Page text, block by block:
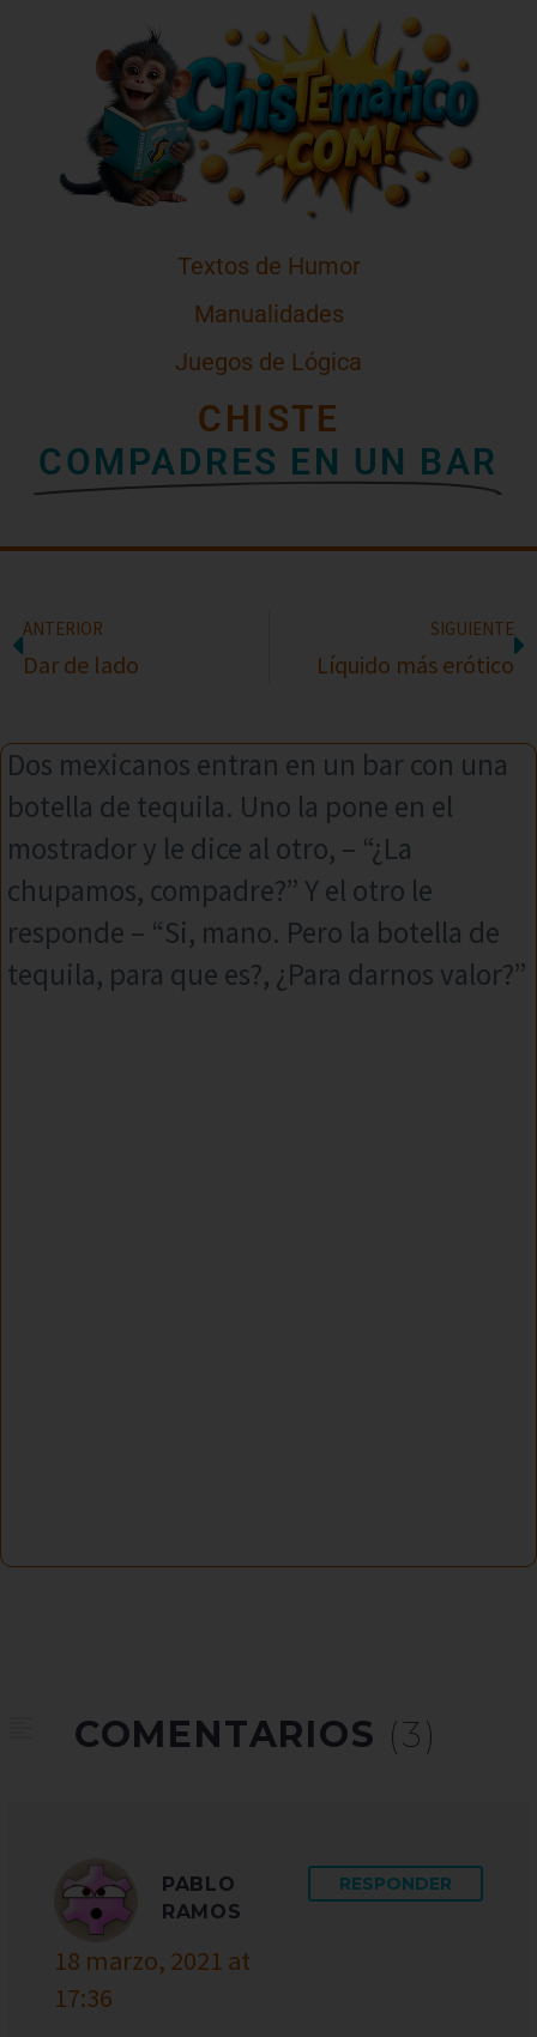
Textos de Humor
Manualidades
Juegos de Lógica
CHISTE
COMPADRES EN UN BAR
ANTERIOR
Dar de lado
SIGUIENTE
Líquido más erótico
Dos mexicanos entran en un bar con una
botella de tequila. Uno la pone en el
mostrador y le dice al otro, – “¿La
chupamos, compadre?” Y el otro le
responde – “Si, mano. Pero la botella de
tequila, para que es?, ¿Para darnos valor?”
COMENTARIOS (3)
PABLO
RAMOS
18 marzo, 2021 at
17:36
RESPONDER